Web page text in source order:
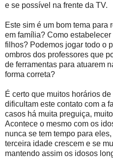
e se possível na frente da TV.
Este sim é um bom tema para
em família? Como
filhos? Podemos jogar todo o
ombros dos professores que
de ferramentas para atuarem
forma correta?
É certo que muitos horários
dificultam este contato com a
casos há muita preguiça,
Acontece o mesmo com os
nunca se tem tempo para
terceira idade crescem e se
mantendo assim os idosos